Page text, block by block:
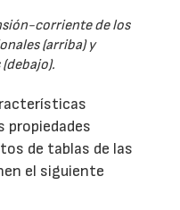
corriente de los
(arriba) y
de tablas de las
el siguiente